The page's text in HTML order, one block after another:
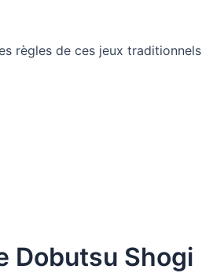
règles de ces jeux traditionnels
Dobutsu Shogi